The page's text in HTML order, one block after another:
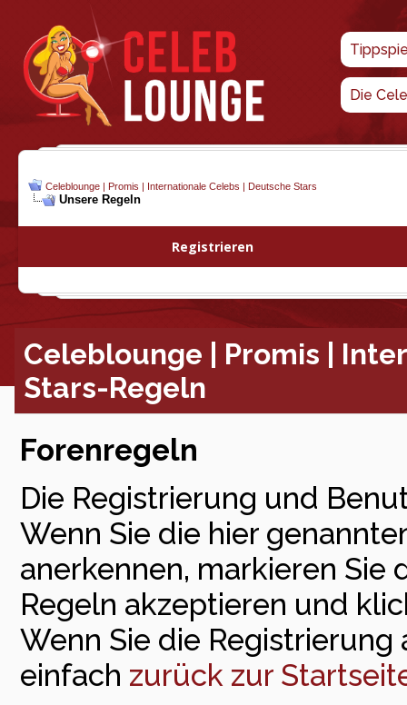
Die
Celeblounge | Promis | Internationale Celebs | Deutsche Stars
Unsere Regeln
Registrieren
Celeblounge | Promis |
Stars-Regeln
Forenregeln
Die Registrierung und
Wenn Sie die hier
anerkennen, markieren Sie
Regeln akzeptieren und
Wenn Sie die
einfach zurück zur